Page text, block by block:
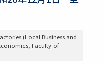
(Local Business and
Faculty of